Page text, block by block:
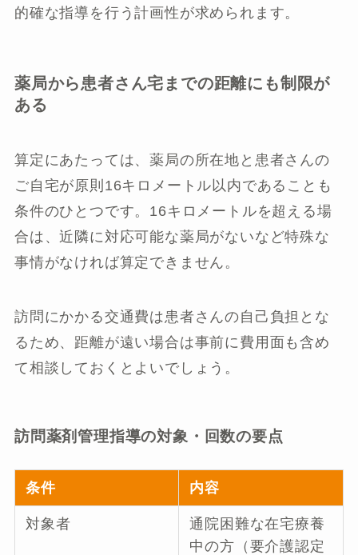
的確な指導を行う計画性が求められます。
薬局から患者さん宅までの距離にも制限が
ある
算定にあたっては、薬局の所在地と患者さんの
ご自宅が原則16キロメートル以内であることも
条件のひとつです。16キロメートルを超える場
合は、近隣に対応可能な薬局がないなど特殊な
事情がなければ算定できません。
訪問にかかる交通費は患者さんの自己負担とな
るため、距離が遠い場合は事前に費用面も含め
て相談しておくとよいでしょう。
訪問薬剤管理指導の対象・回数の要点
条件 内容
対象者
通院困難な在宅療養
中の方（要介護認定